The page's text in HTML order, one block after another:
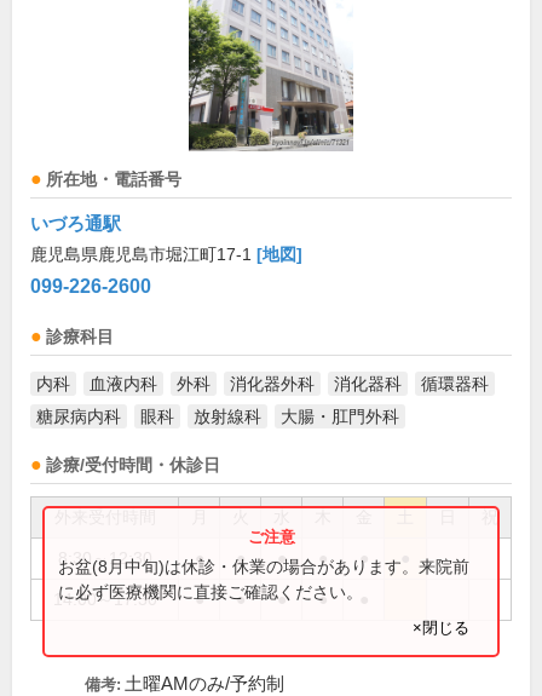
所在地・電話番号
いづろ通駅
鹿児島県鹿児島市堀江町17-1 [地図]
099-226-2600
診療科目
内科 血液内科 外科 消化器外科 消化器科
循環器科
糖尿病内科
眼科 放射線科 大腸・肛門外科
診療/受付時間・休診日
祝
8:30～12:30 ● ● ● ● ●
14:00～17:30 ● ● ● ●
お盆(8月中旬)は休診・休業の場合があります。来院前
に必ず医療機関に直接ご確認ください。
×閉じる
備考: 土曜AMのみ/予約制